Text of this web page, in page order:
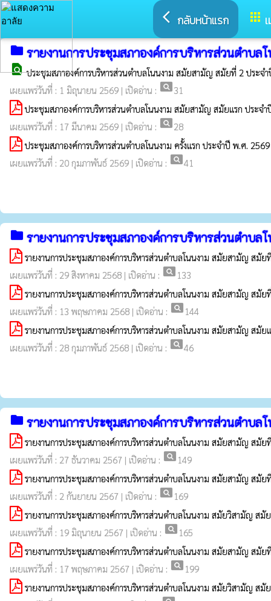
arrow_back_ios กลับหน้าแรก apps
folder รายงานการประชุมสภาองค์การบริหารส่วนตำบล
find_in_page ประชุมสภาองค์การบริหารส่วนตำบลโนนงาม สมัยสามัญ สมัยที่ 2 ประจ
เผยแพร่วันที่ : 1 มิถุนายน 2569 | เปิดอ่าน : pageview31
ประชุมสภาองค์การบริหารส่วนตำบลโนนงาม สมัยสามัญ สมัยแรก ประจ
เผยแพร่วันที่ : 17 มีนาคม 2569 | เปิดอ่าน : pageview28
ประชุมสภาองค์การบริหารส่วนตำบลโนนงาม ครั้งแรก ประจำปี พ.ศ. 2569
เผยแพร่วันที่ : 20 กุมภาพันธ์ 2569 | เปิดอ่าน : pageview41
folder รายงานการประชุมสภาองค์การบริหารส่วนตำบล
รายงานการประชุมสภาองค์การบริหารส่วนตำบลโนนงาม สมัยสามัญ สมั
เผยแพร่วันที่ : 29 สิงหาคม 2568 | เปิดอ่าน : pageview 133
รายงานการประชุมสภาองค์การบริหารส่วนตำบลโนนงาม สมัยสามัญ สมั
เผยแพร่วันที่ : 13 พฤษภาคม 2568 | เปิดอ่าน : pageview 144
รายงานการประชุมสภาองค์การบริหารส่วนตำบลโนนงาม สมัยสามัญ ส
เผยแพร่วันที่ : 28 กุมภาพันธ์ 2568 | เปิดอ่าน : pageview46
folder รายงานการประชุมสภาองค์การบริหารส่วนตำบล
รายงานการประชุมสภาองค์การบริหารส่วนตำบลโนนงาม สมัยสามัญ สมั
เผยแพร่วันที่ : 27 ธันวาคม 2567 | เปิดอ่าน : pageview 149
รายงานการประชุมสภาองค์การบริหารส่วนตำบลโนนงาม สมัยสามัญ สมั
เผยแพร่วันที่ : 2 กันยายน 2567 | เปิดอ่าน : pageview 169
รายงานการประชุมสภาองค์การบริหารส่วนตำบลโนนงาม สมัยวิสามัญ ส
เผยแพร่วันที่ : 19 มิถุนายน 2567 | เปิดอ่าน : pageview 165
รายงานการประชุมสภาองค์การบริหารส่วนตำบลโนนงาม สมัยสามัญ สมั
เผยแพร่วันที่ : 17 พฤษภาคม 2567 | เปิดอ่าน : pageview 199
รายงานการประชุมสภาองค์การบริหารส่วนตำบลโนนงาม สมัยวิสามัญ ส